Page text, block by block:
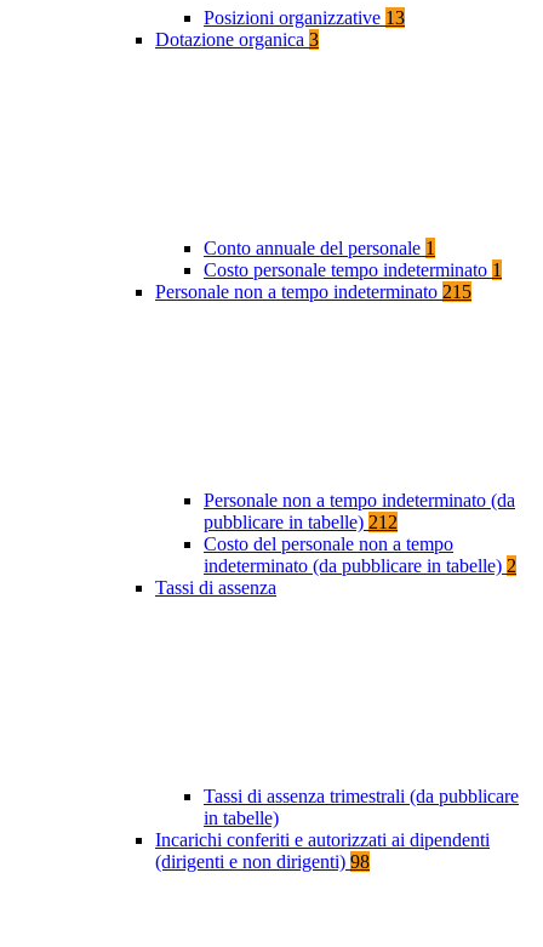
Posizioni organizzative 13
Dotazione organica 3
Conto annuale del personale 1
Costo personale tempo indeterminato 1
Personale non a tempo indeterminato 215
Personale non a tempo indeterminato (da
pubblicare in tabelle) 212
Costo del personale non a tempo
indeterminato (da pubblicare in tabelle) 2
Tassi di assenza
Tassi di assenza trimestrali (da pubblicare
in tabelle)
Incarichi conferiti e autorizzati ai dipendenti
(dirigenti e non dirigenti) 98